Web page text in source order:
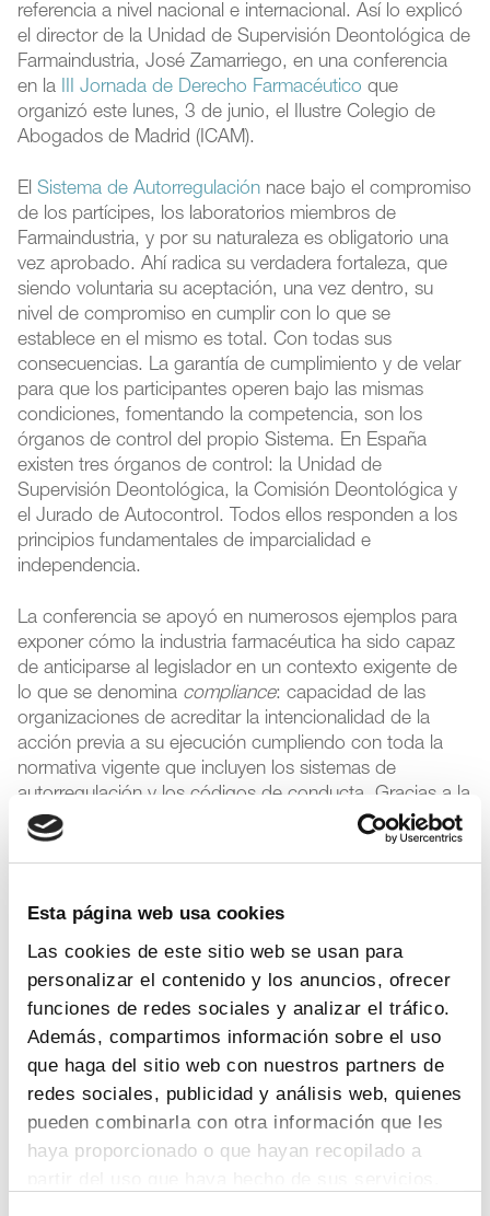
Esta página web usa cookies
Las cookies de este sitio web se usan para
personalizar el contenido y los anuncios, ofrecer
funciones de redes sociales y analizar el tráfico.
Además, compartimos información sobre el uso
que haga del sitio web con nuestros partners de
redes sociales, publicidad y análisis web, quienes
pueden combinarla con otra información que les
haya proporcionado o que hayan recopilado a
referencia a nivel nacional e internacional. Así lo explicó
el director de la Unidad de Supervisión Deontológica de
Farmaindustria, José Zamarriego, en una conferencia
en la III Jornada de Derecho Farmacéutico que
organizó este lunes, 3 de junio, el Ilustre Colegio de
Abogados de Madrid (ICAM).
ElSistema de Autorregulación nace bajo el compromiso
de los partícipes, los laboratorios miembros de
Farmaindustria, y por su naturaleza es obligatorio una
vez aprobado. Ahí radica su verdadera fortaleza, que
siendo voluntaria su aceptación, una vez dentro, su
nivel de compromiso en cumplir con lo que se
establece en el mismo es total. Con todas sus
consecuencias. La garantía de cumplimiento y de velar
para que los participantes operen bajo las mismas
condiciones, fomentando la competencia, son los
órganos de control del propio Sistema. En España
existen tres órganos de control: la Unidad de
Supervisión Deontológica, la Comisión Deontológica y
el Jurado de Autocontrol. Todos ellos responden a los
principios fundamentales de imparcialidad e
independencia.
La conferencia se apoyó en numerosos ejemplos para
exponer cómo la industria farmacéutica ha sido capaz
de anticiparse al legislador en un contexto exigente de
lo que se denomina compliance: capacidad de las
organizaciones de acreditar la intencionalidad de la
acción previa a su ejecución cumpliendo con toda la
normativa vigente que incluyen los sistemas de
autorregulación y los códigos de conducta. Gracias a la
prevención y a la transparencia que el sistema de
autorregulación exige, se puede acreditar que los
interrelaciones con sus principales grupos de interés.
Autorregulación
Para más información
Departamento:Comunicación Farmaindustria
Correo Electrónico:prensa@farmaindustria.es
Teléfono:915 159 350